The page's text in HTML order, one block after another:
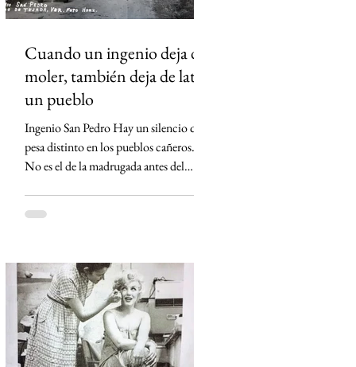
Cuando un ingenio deja de
moler, también deja de latir
un pueblo
Ingenio San Pedro Hay un silencio que
pesa distinto en los pueblos cañeros.
No es el de la madrugada antes del
que queda cuando un ingenio apaga sus
en Lerdo de Tejada, Veracruz. El
Ingenio San Pedro, durante décadas el
corazón económico de Los Tuxtlas,
anunció su cierre definitivo al declararse
económicamente inviable. Detrás de esa
frase empresarial hay una realida